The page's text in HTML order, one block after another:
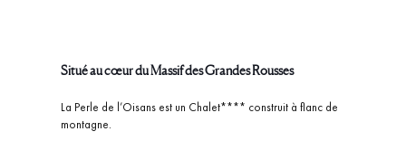
Situé au cœur du Massif des Grandes Rousses
La Perle de l’Oisans est un Chalet**** construit à flanc de
montagne.